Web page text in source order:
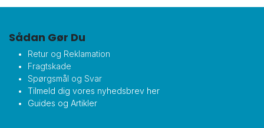
Sådan Gør Du
Retur og Reklamation
Fragtskade
Spørgsmål og Svar
Tilmeld dig vores nyhedsbrev her
Guides og Artikler